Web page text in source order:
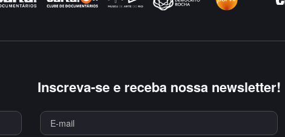
Inscreva-se e receba nossa newsletter!